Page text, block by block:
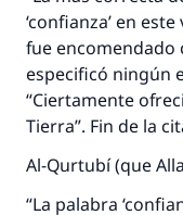
‘confianza’ en
fue encomendado
especificó ningún
“Ciertamente
Tierra”. Fin de la
Al-Qurtubí (que
“La palabra